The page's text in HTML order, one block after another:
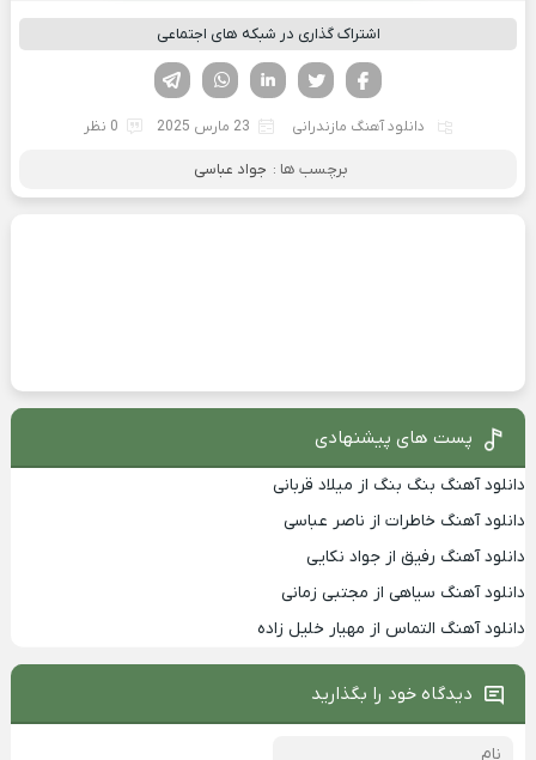
اشتراک گذاری در شبکه های اجتماعی
لینکدین تویتر
فیسوک
دانلود آهنگ مازندرانی 23 مارس 2025 0 نظر
برچسب ها : جواد عباسی
پست های پیشنهادی
دانلود آهنگ بنگ بنگ از میلاد قربانی
دانلود آهنگ خاطرات از ناصر عباسی
دانلود آهنگ رفیق از جواد نکایی
دانلود آهنگ سیاهی از مجتبی زمانی
دانلود آهنگ التماس از مهیار خلیل زاده
دیدگاه خود را بگذارید